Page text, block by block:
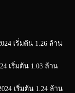
เริ่มต้น 1.26 ล้าน
เริ่มต้น 1.03 ล้าน
เริ่มต้น 1.24 ล้าน